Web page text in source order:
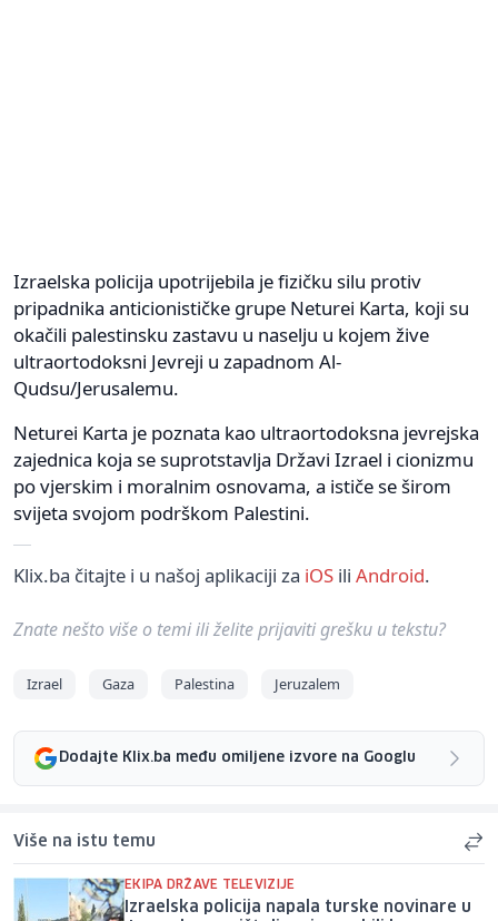
Izraelska policija upotrijebila je fizičku silu protiv
pripadnika anticionističke grupe Neturei Karta, koji su
okačili palestinsku zastavu u naselju u kojem žive
ultraortodoksni Jevreji u zapadnom Al-
Qudsu/Jerusalemu.
Neturei Karta je poznata kao ultraortodoksna jevrejska
zajednica koja se suprotstavlja Državi Izrael i cionizmu
po vjerskim i moralnim osnovama, a ističe se širom
svijeta svojom podrškom Palestini.
Klix.ba čitajte i u našoj aplikaciji za iOS ili Android.
Znate nešto više o temi ili želite prijaviti grešku u tekstu?
Izrael Gaza Palestina Jeruzalem
Dodajte Klix.ba među omiljene izvore na Googlu
Više na istu temu
EKIPA DRŽAVE TELEVIZIJE
Izraelska policija napala turske novinare u